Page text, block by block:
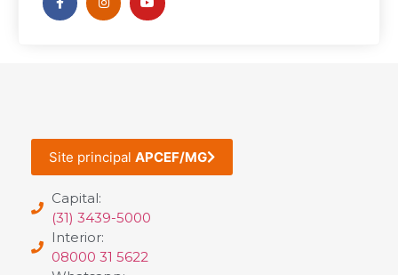
Site principal APCEF/MG
Capital:
(31) 3439-5000
Interior:
08000 31 5622